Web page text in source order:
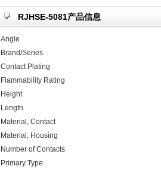
RJHSE-5081产品信息
Angle
Brand/Series
Contact Plating
Flammability Rating
Height
Length
Material, Contact
Material, Housing
Number of Contacts
Primary Type